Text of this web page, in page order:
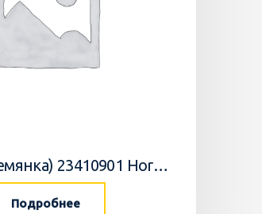
Скоба (Стремянка) 23410901 Horsch
Подробнее